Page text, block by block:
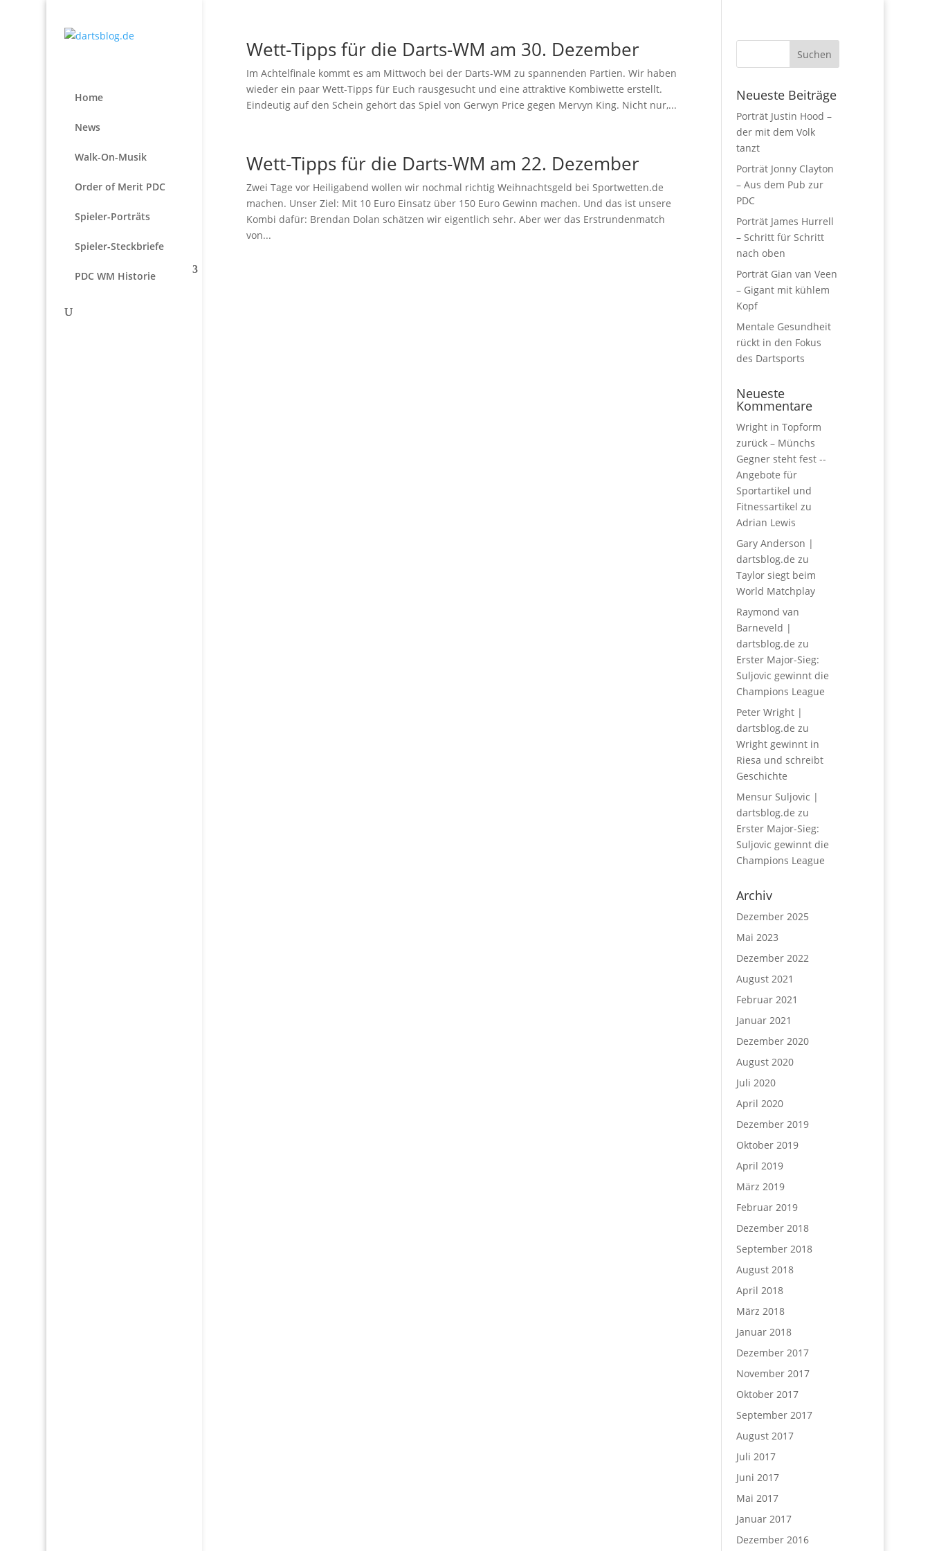
Home
News
Walk-On-Musik
Order of Merit PDC
Spieler-Porträts
Spieler-Steckbriefe
PDC WM Historie
Wett-Tipps für die Darts-WM am 30. Dezember
Im Achtelfinale kommt es am Mittwoch bei der Darts-WM zu spannenden Partien. Wir haben
wieder ein paar Wett-Tipps für Euch rausgesucht und eine attraktive Kombiwette erstellt.
Eindeutig auf den Schein gehört das Spiel von Gerwyn Price gegen Mervyn King. Nicht nur,...
Wett-Tipps für die Darts-WM am 22. Dezember
Zwei Tage vor Heiligabend wollen wir nochmal richtig Weihnachtsgeld bei Sportwetten.de
machen. Unser Ziel: Mit 10 Euro Einsatz über 150 Euro Gewinn machen. Und das ist unsere
Kombi dafür: Brendan Dolan schätzen wir eigentlich sehr. Aber wer das Erstrundenmatch
von...
Neueste Beiträge
Porträt Justin Hood –
der mit dem Volk
tanzt
Porträt Jonny Clayton
– Aus dem Pub zur
PDC
Porträt James Hurrell
– Schritt für Schritt
nach oben
Porträt Gian van Veen
– Gigant mit kühlem
Kopf
Mentale Gesundheit
rückt in den Fokus
des Dartsports
Neueste
Kommentare
Wright in Topform
zurück – Münchs
Gegner steht fest --
Angebote für
Sportartikel und
Fitnessartikel zu
Adrian Lewis
Gary Anderson |
dartsblog.de zu
Taylor siegt beim
World Matchplay
Raymond van
Barneveld |
dartsblog.de zu
Erster Major-Sieg:
Suljovic gewinnt die
Champions League
Peter Wright |
dartsblog.de zu
Wright gewinnt in
Riesa und schreibt
Geschichte
Mensur Suljovic |
dartsblog.de zu
Erster Major-Sieg:
Suljovic gewinnt die
Champions League
Archiv
Dezember 2025
Mai 2023
Dezember 2022
August 2021
Februar 2021
Januar 2021
Dezember 2020
August 2020
Juli 2020
April 2020
Dezember 2019
Oktober 2019
April 2019
März 2019
Februar 2019
Dezember 2018
September 2018
August 2018
April 2018
März 2018
Januar 2018
Dezember 2017
November 2017
Oktober 2017
September 2017
August 2017
Juli 2017
Juni 2017
Mai 2017
Januar 2017
Dezember 2016